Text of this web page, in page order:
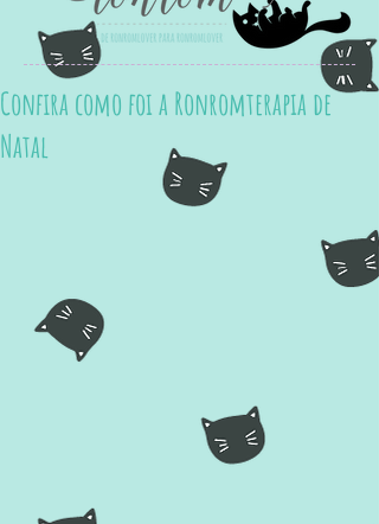
Confira como foi a Ronromterapia de
Natal